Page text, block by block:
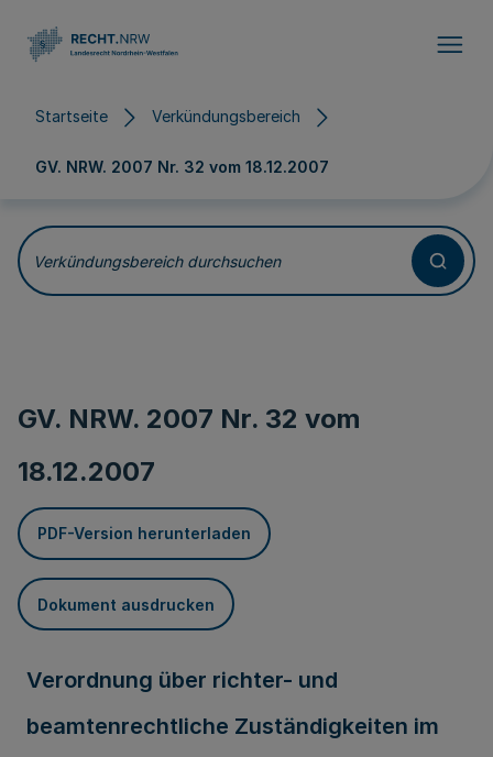
Startseite Verkündungsbereich
GV. NRW. 2007 Nr. 32 vom 18.12.2007
Verkündungsbereich durchsuchen
GV. NRW. 2007 Nr. 32 vom
18.12.2007
PDF-Version herunterladen
Dokument ausdrucken
Verordnung über richter- und
beamtenrechtliche Zuständigkeiten im